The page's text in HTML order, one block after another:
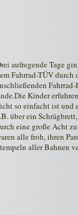
aufregende Tage
Fahrrad-TÜV durch
Kinder
so einfacht ist und
über ein
eine große Acht
alle froh, ihren
aller Bahnen